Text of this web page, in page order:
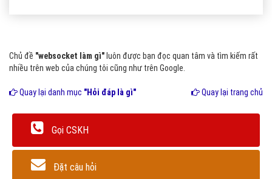
Chủ đề "websocket làm gì" luôn được bạn đọc quan tâm và tìm kiếm rất
nhiều trên web của chúng tôi cũng như trên Google.
Quay lại danh mục "Hỏi đáp là gì" Quay lại trang chủ
Gọi CSKH
Đặt câu hỏi